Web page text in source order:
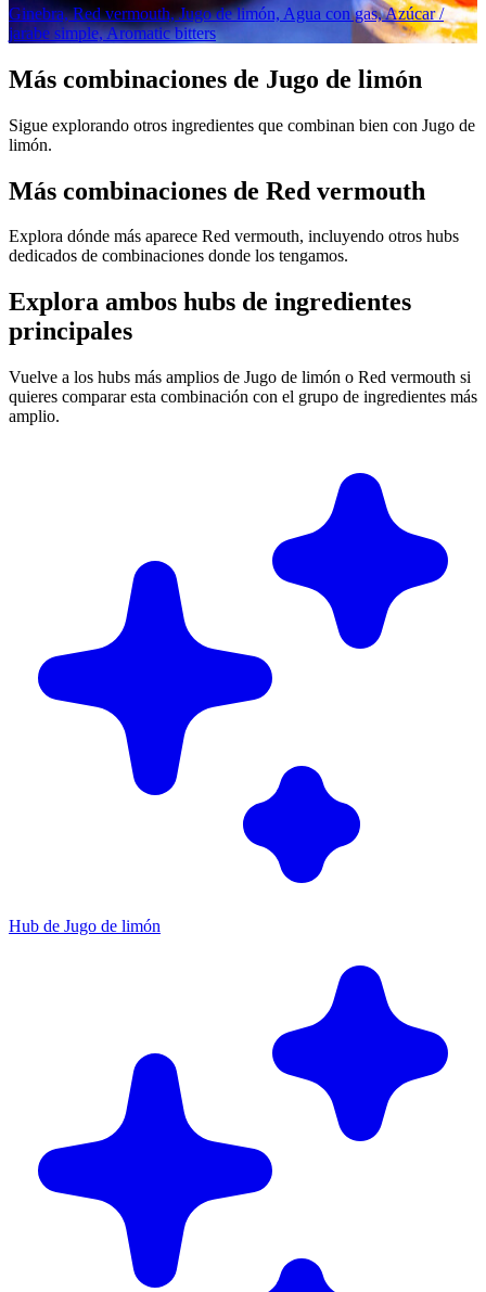
Ginebra, Red vermouth, Jugo de limón, Agua con gas, Azúcar /
jarabe simple, Aromatic bitters
Más combinaciones de Jugo de limón
Sigue explorando otros ingredientes que combinan bien con Jugo de
limón.
Más combinaciones de Red vermouth
Explora dónde más aparece Red vermouth, incluyendo otros hubs
dedicados de combinaciones donde los tengamos.
Explora ambos hubs de ingredientes
principales
Vuelve a los hubs más amplios de Jugo de limón o Red vermouth si
quieres comparar esta combinación con el grupo de ingredientes más
amplio.
Hub de Jugo de limón